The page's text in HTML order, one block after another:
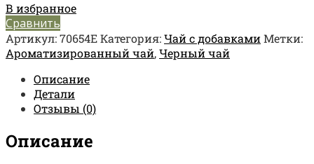
В избранное
Сравнить
Артикул:70654EКатегория:Чай с добавками Метки:
Ароматизированный чай,Черный чай
Описание
Детали
Отзывы (0)
Описание